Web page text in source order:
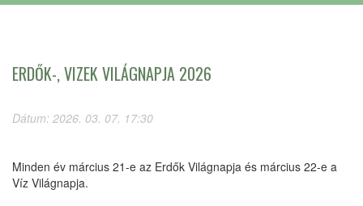
ERDŐK-, VIZEK VILÁGNAPJA 2026
Dátum: 2026. 03. 07. 17:30
Minden év március 21-e az Erdők Világnapja és március 22-e a
Víz Világnapja.